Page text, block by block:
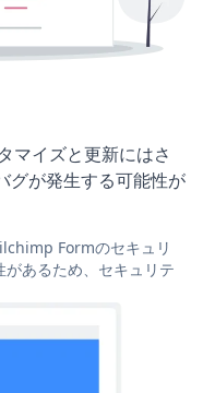
イズと更新にはさ
グが発生する可能性が
Formのセキュリ
あるため、セキュリテ